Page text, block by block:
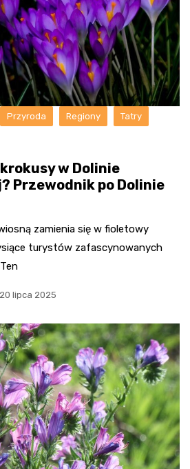
Przyroda Regiony Tatry
w Dolinie
Przewodnik po Dolinie
zamienia się w fioletowy
turystów zafascynowanych
20 lipca 2025